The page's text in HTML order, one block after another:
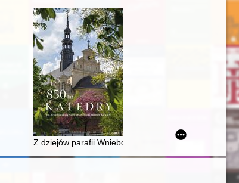
1493 - recenzja]
wybrane z lat 1981-2020
Z dziejów parafii Wniebowzięcia Najświętszej Maryi